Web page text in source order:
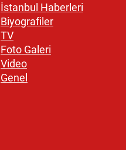
İstanbul Haberleri
Biyografiler
TV
Foto Galeri
Video
Genel